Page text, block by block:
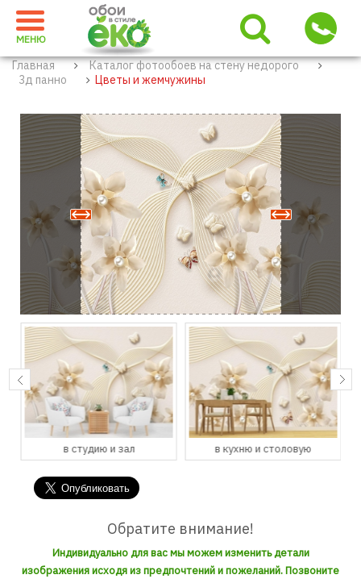
МЕНЮ
Главная
Каталог фотообоев на стену недорого
3д панно
Цветы и жемчужины
в студию и зал в кухню и столовую
Обратите внимание!
Индивидуально для вас мы можем изменить детали
изображения исходя из предпочтений и пожеланий. Позвоните